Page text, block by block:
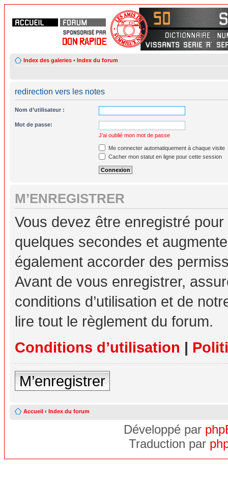
Index des galeries • Index du forum
redirection vers les notes
Nom d’utilisateur :
Mot de passe:
J’ai oublié mon mot de passe
Me connecter automatiquement à chaque visite
Cacher mon statut en ligne pour cette session
M’ENREGISTRER
Vous devez être enregistré
quelques secondes et
également accorder des
Avant de vous enregistrer,
conditions d’utilisation et de
lire tout le règlement du forum.
Conditions d’utilisation |
M’enregistrer
Accueil ‹ Index du forum
Développé par
Traduction par